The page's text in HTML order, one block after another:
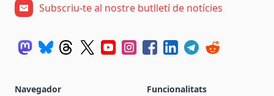
Subscriu-te al nostre butlletí de notícies
Navegador
Funcionalitats